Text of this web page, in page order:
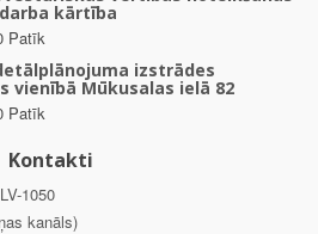
kārtība
Patīk
izstrādes
vienībā Mūkusalas ielā 82
Patīk
Kontakti
1050
kanāls)